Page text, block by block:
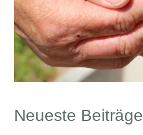
Neueste Beiträge